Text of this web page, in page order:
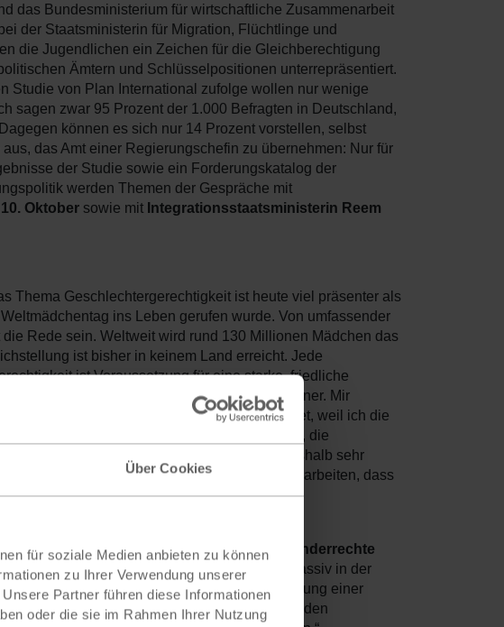
Über Cookies
für soziale Medien anbieten zu können
zu Ihrer Verwendung unserer
Partner führen diese Informationen
oder die sie im Rahmen Ihrer Nutzung
das Bundesministerium für wirtschaftliche Zusammenarbeit
der Staatsministerin für Migration, Flüchtlinge und
die Jugendlichen ein Zeichen für die Gleichberechtigung
Ämtern und Schlüsselpositionen unterrepräsentiert.
Studie von Plan International zufolge wollen nur wenige
sagen zwar 95 Prozent der 1.000 Befragten in Deutschland,
können es sich nur 14 Prozent vorstellen, selbst
das Amt einer Regierungschefin zu übernehmen: Nur für
der Studie sowie ein Forderungskatalog der
werden Themen der Gespräche mit
10. Oktober sowie mit Integrationsstaatsministerin Reem
Thema Geschlechtergerechtigkeit ist heute viel präsenter als
ins Leben gerufen wurde. Von umfassender
Rede sein. Weltweit wird rund 130 Millionen Mädchen das
ist bisher in keinem Land erreicht. Jede
ist Voraussetzung für eine starke, friedliche
Gesellschaft profitiert von ihr, Frauen wie Männer. Mir
die Tür des Entwicklungsministeriums geöffnet, weil ich die
besonders auf strukturelle Veränderungen an, die
zu Beginn meiner Amtszeit habe ich deshalb sehr
gesetzt. Mit ihr möchte ich weltweit daran arbeiten, dass
und wirtschaftlichen Leben teilhaben und ihre
International Deutschland, der sich für Kinderrechte
einzigartige Möglichkeit Jugend nicht nur passiv in der
in politischen Prozessen wie der Einführung einer
möchte ich im persönlichen Austausch mit den